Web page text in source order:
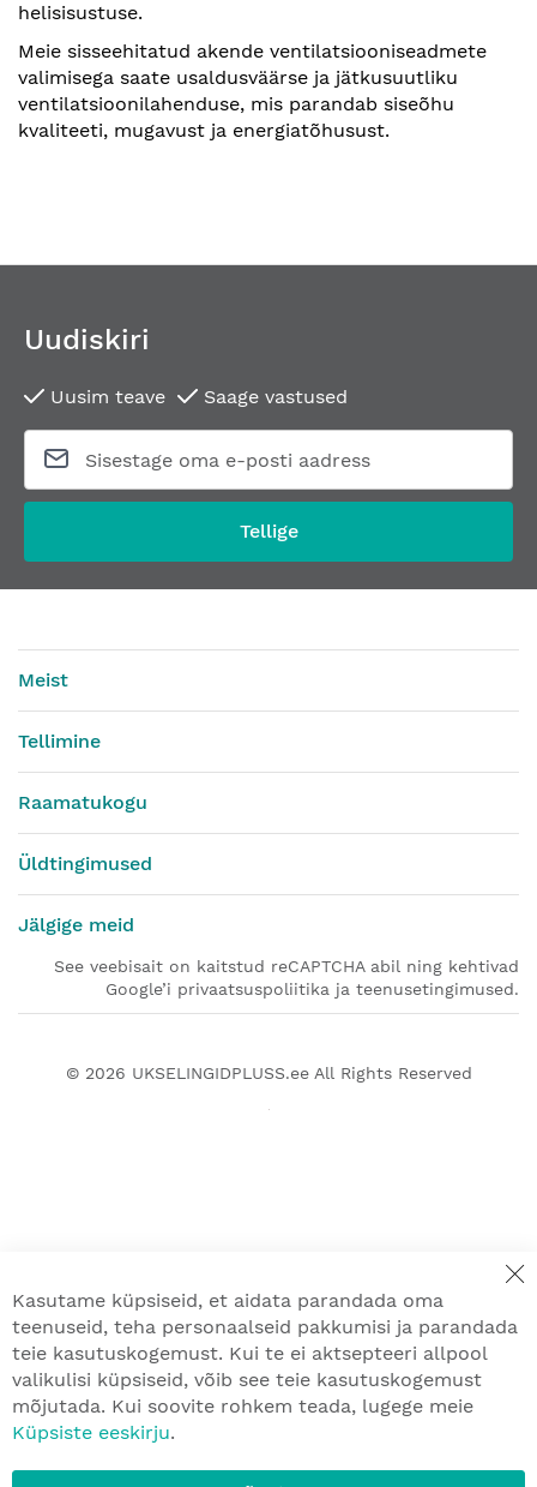
helisisustuse.
Meie sisseehitatud akende ventilatsiooniseadmete
valimisega saate usaldusväärse ja jätkusuutliku
ventilatsioonilahenduse, mis parandab siseõhu
kvaliteeti, mugavust ja energiatõhusust.
Uudiskiri
Uusim teave Saage vastused
Tellige
Meist
Tellimine
Raamatukogu
Üldtingimused
Jälgige meid
See veebisait on kaitstud reCAPTCHA abil ning kehtivad
Google’i privaatsuspoliitika ja teenusetingimused.
© 2026 UKSELINGIDPLUSS.eeAll Rights Reserved
Kasutame küpsiseid, et aidata parandada oma
teenuseid, teha personaalseid pakkumisi ja parandada
teie kasutuskogemust. Kui te ei aktsepteeri allpool
valikulisi küpsiseid, võib see teie kasutuskogemust
mõjutada. Kui soovite rohkem teada, lugege meie
Küpsiste eeskirju.